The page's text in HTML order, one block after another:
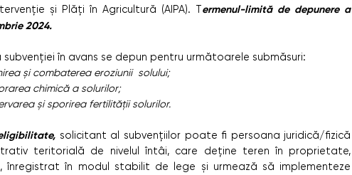
și Plăți în Agricultură (AIPA). Termenul-limită de depunere a
2024.
în avans se depun pentru următoarele submăsuri:
și combaterea eroziunii solului;
chimică a solurilor;
și sporirea fertilității solurilor.
solicitant al subvențiilor poate fi persoana juridică/fizică
teritorială de nivelul întâi, care deține teren în proprietate,
înregistrat în modul stabilit de lege și urmează să implementeze